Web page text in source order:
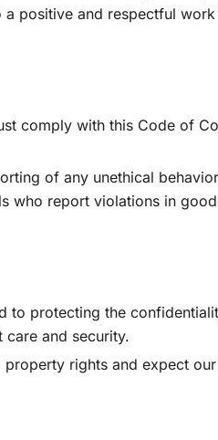
positive and respectful
comply with this Code of
of any unethical
who report violations in
to protecting the
care and security.
rights and expect